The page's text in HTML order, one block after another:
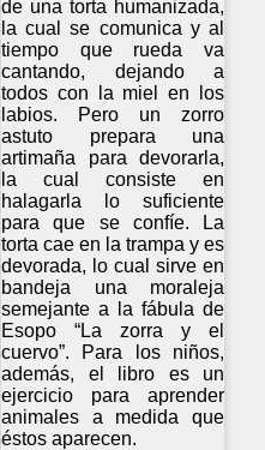
de una torta humanizada,
la cual se comunica y al
tiempo que rueda va
cantando, dejando a
todos con la miel en los
labios. Pero un zorro
astuto prepara una
artimaña para devorarla,
la cual consiste en
halagarla lo suficiente
para que se confíe. La
torta cae en la trampa y es
devorada, lo cual sirve en
bandeja una moraleja
semejante a la fábula de
Esopo “La zorra y el
cuervo”. Para los niños,
además, el libro es un
ejercicio para aprender
animales a medida que
éstos aparecen.